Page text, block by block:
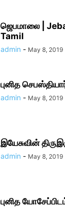
ஜெபமாலை |
Tamil
admin - May 8, 2019
புனித
admin - May 8, 2019
இயேசுவின்
admin - May 8, 2019
புனித